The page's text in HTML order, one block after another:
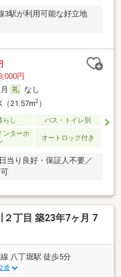
駅が利用可能な好立地
円
なし
（21.57m2）
らし バス・トイレ別
ンターホ
オートロック付き
当り良好・保証人不要／
丁目 築23年7ヶ月 7
八丁堀駅 徒歩5分
通